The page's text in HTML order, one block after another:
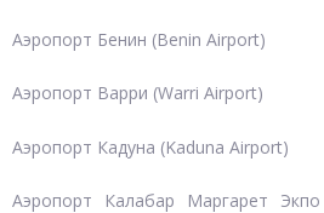
Аэропорт Бенин (Benin Airport)
Аэропорт Варри (Warri Airport)
Аэропорт Кадуна (Kaduna Airport)
Аэропорт Калабар Маргарет